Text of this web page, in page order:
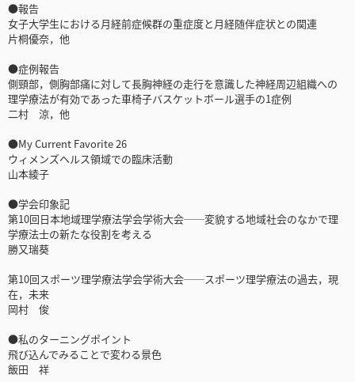
●報告
女子大学生における月経前症候群の重症度と月経随伴症状との関連
片桐優奈，他
●症例報告
側頸部，側胸部痛に対して長胸神経の走行を意識した神経周辺組織への
理学療法が有効であった車椅子バスケットボール選手の1症例
二村 涼，他
●My Current Favorite 26
ウィメンズヘルス領域での臨床活動
山本綾子
●学会印象記
第10回日本地域理学療法学会学術大会──変貌する地域社会のなかで理
学療法士の新たな役割を考える
勝又瑞葵
第10回スポーツ理学療法学会学術大会──スポーツ理学療法の過去，現
在，未来
岡村 俊
●私のターニングポイント
飛び込んでみることで変わる景色
飯田 祥